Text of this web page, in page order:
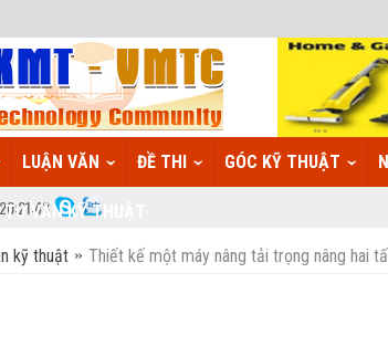
LUẬN VĂN ĐỀ THI GÓC KỸ THUẬT
VẤN KỸ THUẬT
20:21:43
kỹ thuật Thiết kế một máy nâng tải trọng nâng hai